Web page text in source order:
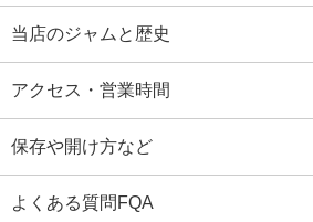
当店のジャムと歴史
アクセス・営業時間
保存や開け方など
よくある質問FQA